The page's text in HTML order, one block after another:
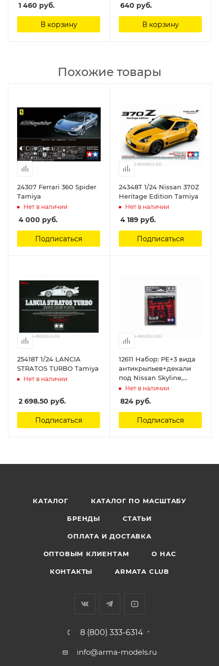
1 460 руб.
В корзину
640 руб.
В корзину
Похожие товары
24307 Ferrari 360 Spider
Tamiya
Нет в наличии
4 000 руб.
Подписаться
24348T 1/24 Nissan 370Z
Heritage Edition Tamiya
Нет в наличии
4 189 руб.
Подписаться
25418T 1/24 LANCIA
STRATOS TURBO Tamiya
Нет в наличии
2 698.50 руб.
Подписаться
12611 Набор: PE+3 вида
антикрыльев+декали
под Nissan Skyline,
Honda2000, MazdaRX-7)
Нет в наличии
824 руб.
Подписаться
КАТАЛОГ КАТАЛОГ ПО МАСШТАБУ
БРЕНДЫ СТАТЬИ
ОПЛАТА И ДОСТАВКА
ОПТОВЫМ КЛИЕНТАМ О НАС
КОНТАКТЫ ARMATA CLUB
8 (800) 333-6314
info@arma-models.ru